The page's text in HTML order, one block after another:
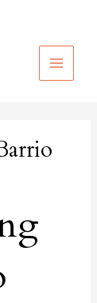
MAIN